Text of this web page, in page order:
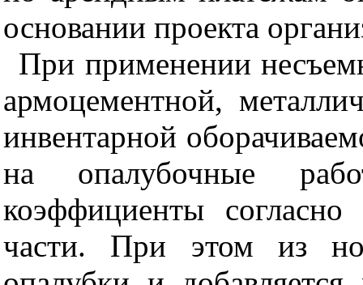
основании проекта
При применении
армоцементной,
инвентарной
на опалубочные
коэффициенты
части. При этом из